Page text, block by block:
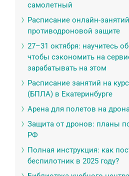
самолетный
Расписание онлайн-
противодроновой защите
27–31 октября: научитесь
чтобы сэкономить на
зарабатывать на этом
Расписание занятий на
(БПЛА) в Екатеринбурге
Арена для полетов на
Защита от дронов: планы
РФ
Полная инструкция: как
беспилотник в 2025 году?